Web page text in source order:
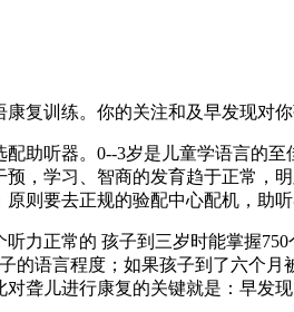
复训练。你的关注和及早发现对你
助听器。0--3岁是儿童学语言的
，学习、智商的发育趋于正常，
则要去正规的验配中心配机，助
力正常的 孩子到三岁时能掌握
的语言程度；如果孩子到了六个
聋儿进行康复的关键就是：早发